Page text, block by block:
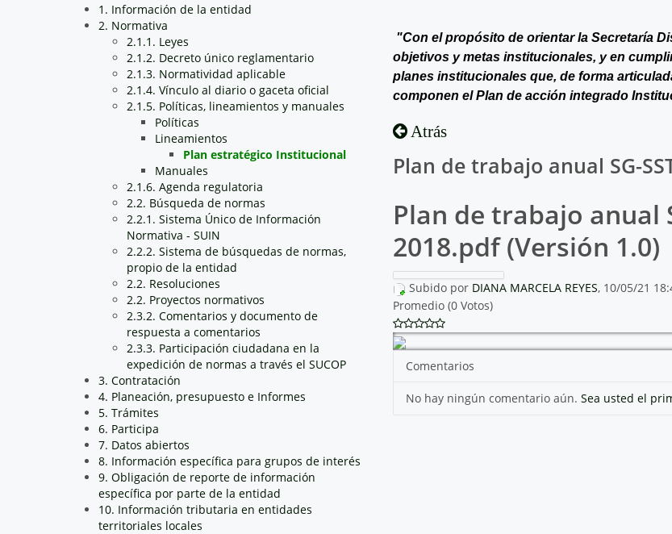
1. Información de la entidad
2. Normativa
2.1.1. Leyes
2.1.2. Decreto único reglamentario
2.1.3. Normatividad aplicable
2.1.4. Vínculo al diario o gaceta oficial
2.1.5. Políticas, lineamientos y manuales
Políticas
Lineamientos
Plan estratégico Institucional
Manuales
2.1.6. Agenda regulatoria
2.2. Búsqueda de normas
2.2.1. Sistema Único de Información
Normativa - SUIN
2.2.2. Sistema de búsquedas de normas,
propio de la entidad
2.2. Resoluciones
2.2. Proyectos normativos
2.3.2. Comentarios y documento de
respuesta a comentarios
2.3.3. Participación ciudadana en la
expedición de normas a través el SUCOP
3. Contratación
4. Planeación, presupuesto e Informes
5. Trámites
6. Participa
7. Datos abiertos
8. Información específica para grupos de interés
9. Obligación de reporte de información
específica por parte de la entidad
10. Información tributaria en entidades
territoriales locales
"Con el propósito de orientar la Secretaría
objetivos y metas institucionales, y en
planes institucionales que, de forma
componen el Plan de acción integrado
Atrás
Plan de trabajo anual SG-
Plan de trabajo anual
2018.pdf (Versión 1.0)
Subido por DIANA MARCELA REYES, 10/05/21
Promedio (0 Votos)
Comentarios
No hay ningún comentario aún. Sea usted el